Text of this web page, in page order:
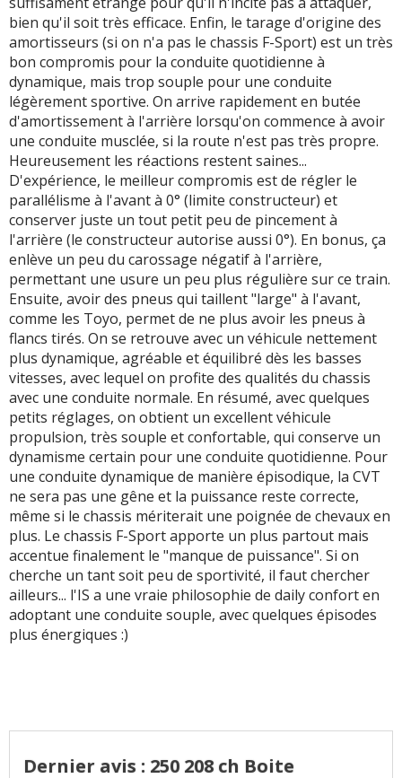
bien qu'il soit très efficace. Enfin, le tarage d'origine des
amortisseurs (si on n'a pas le chassis F-Sport) est un très
bon compromis pour la conduite quotidienne à
dynamique, mais trop souple pour une conduite
légèrement sportive. On arrive rapidement en butée
d'amortissement à l'arrière lorsqu'on commence à avoir
une conduite musclée, si la route n'est pas très propre.
Heureusement les réactions restent saines...
D'expérience, le meilleur compromis est de régler le
parallélisme à l'avant à 0° (limite constructeur) et
conserver juste un tout petit peu de pincement à
l'arrière (le constructeur autorise aussi 0°). En bonus, ça
enlève un peu du carossage négatif à l'arrière,
permettant une usure un peu plus régulière sur ce train.
Ensuite, avoir des pneus qui taillent "large" à l'avant,
comme les Toyo, permet de ne plus avoir les pneus à
flancs tirés. On se retrouve avec un véhicule nettement
plus dynamique, agréable et équilibré dès les basses
vitesses, avec lequel on profite des qualités du chassis
avec une conduite normale. En résumé, avec quelques
petits réglages, on obtient un excellent véhicule
propulsion, très souple et confortable, qui conserve un
dynamisme certain pour une conduite quotidienne. Pour
une conduite dynamique de manière épisodique, la CVT
ne sera pas une gêne et la puissance reste correcte,
même si le chassis mériterait une poignée de chevaux en
plus. Le chassis F-Sport apporte un plus partout mais
accentue finalement le "manque de puissance". Si on
cherche un tant soit peu de sportivité, il faut chercher
ailleurs... l'IS a une vraie philosophie de daily confort en
adoptant une conduite souple, avec quelques épisodes
plus énergiques :)
Dernier avis : 250 208 ch Boite